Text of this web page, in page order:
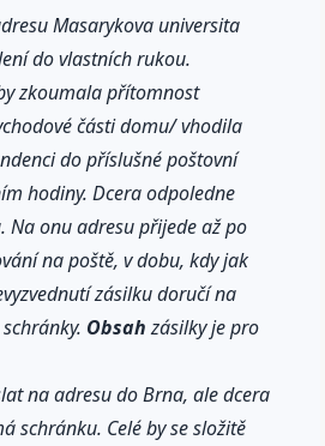
Masarykova universita
do vlastních rukou.
zkoumala přítomnost
části domu/ vhodila
do příslušné poštovní
hodiny. Dcera odpoledne
Na onu adresu přijede až po
na poště, v dobu, kdy jak
zásilku doručí na
Obsahzásilky je pro
na adresu do Brna, ale dcera
schránku. Celé by se složitě